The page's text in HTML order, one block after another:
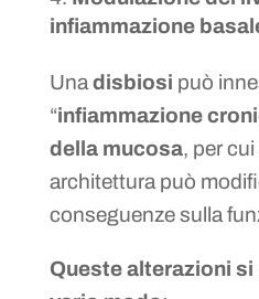
infiammazione
Unadisbiosi può
“infiammazione
della mucosa, per
architettura può
conseguenze sulla
Queste alterazioni